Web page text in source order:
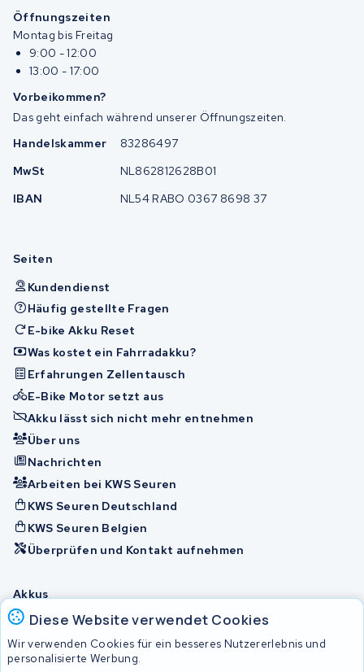
Diese Website verwendet Cookies
Wir verwenden Cookies für ein besseres Nutzererlebnis und
personalisierte Werbung.
Öffnungszeiten
Montag bis Freitag
9:00 - 12:00
13:00 - 17:00
Vorbeikommen?
Das geht einfach während unserer Öffnungszeiten.
Handelskammer
83286497
MwSt
NL862812628B01
IBAN
NL54 RABO 0367 8698 37
Seiten
Kundendienst
Häufig gestellte Fragen
E-bike Akku Reset
Was kostet ein Fahrradakku?
Erfahrungen Zellentausch
E-Bike Motor setzt aus
Akku lässt sich nicht mehr entnehmen
Über uns
Nachrichten
Arbeiten bei KWS Seuren
KWS Seuren Deutschland
KWS Seuren Belgien
Überprüfen und Kontakt aufnehmen
Akkus
© 2026 KWS Seuren